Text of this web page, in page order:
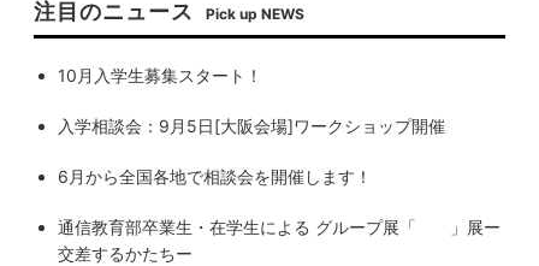
注目のニュース Pick up NEWS
10月入学生募集スタート！
入学相談会：9月5日[大阪会場]ワークショップ開催
6月から全国各地で相談会を開催します！
通信教育部卒業生・在学生による グループ展「 」展ー
交差するかたちー